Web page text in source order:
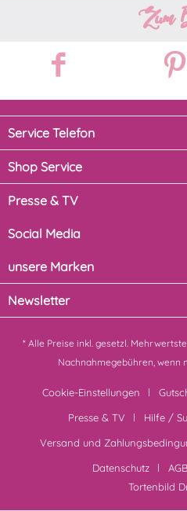
Zum
Service Telefon
Shop Service
Presse & TV
Social Media
unsere Marken
Newsletter
* Alle Preise inkl. gesetzl.
Nachnahmegebühren, wenn
Cookie-Einstellungen
Presse & TV
Hilfe /
Versand und
Datenschutz
AGB
Tortenbild